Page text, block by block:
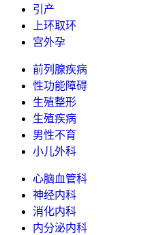
引产
上环取环
宫外孕
前列腺疾病
性功能障碍
生殖整形
生殖疾病
男性不育
小儿外科
心脑血管科
神经内科
消化内科
内分泌内科